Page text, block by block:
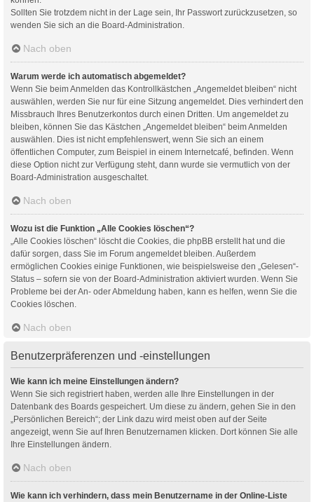
Sollten Sie trotzdem nicht in der Lage sein, Ihr Passwort zurückzusetzen, so
wenden Sie sich an die Board-Administration.
Nach oben
Warum werde ich automatisch abgemeldet?
Wenn Sie beim Anmelden das Kontrollkästchen „Angemeldet bleiben“ nicht
auswählen, werden Sie nur für eine Sitzung angemeldet. Dies verhindert den
Missbrauch Ihres Benutzerkontos durch einen Dritten. Um angemeldet zu
bleiben, können Sie das Kästchen „Angemeldet bleiben“ beim Anmelden
auswählen. Dies ist nicht empfehlenswert, wenn Sie sich an einem
öffentlichen Computer, zum Beispiel in einem Internetcafé, befinden. Wenn
diese Option nicht zur Verfügung steht, dann wurde sie vermutlich von der
Board-Administration ausgeschaltet.
Nach oben
Wozu ist die Funktion „Alle Cookies löschen“?
„Alle Cookies löschen“ löscht die Cookies, die phpBB erstellt hat und die
dafür sorgen, dass Sie im Forum angemeldet bleiben. Außerdem
ermöglichen Cookies einige Funktionen, wie beispielsweise den „Gelesen“-
Status – sofern sie von der Board-Administration aktiviert wurden. Wenn Sie
Probleme bei der An- oder Abmeldung haben, kann es helfen, wenn Sie die
Cookies löschen.
Nach oben
Benutzerpräferenzen und -einstellungen
Wie kann ich meine Einstellungen ändern?
Wenn Sie sich registriert haben, werden alle Ihre Einstellungen in der
Datenbank des Boards gespeichert. Um diese zu ändern, gehen Sie in den
„Persönlichen Bereich“; der Link dazu wird meist oben auf der Seite
angezeigt, wenn Sie auf Ihren Benutzernamen klicken. Dort können Sie alle
Ihre Einstellungen ändern.
Nach oben
Wie kann ich verhindern, dass mein Benutzername in der Online-Liste